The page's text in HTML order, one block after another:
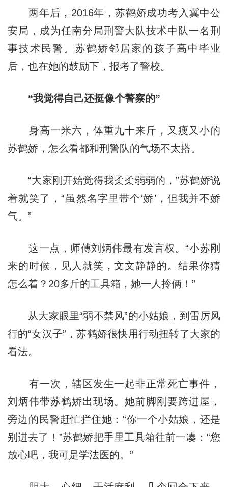
两年后，2016年，苏鹤娇成功考入冀中公
安局，成为任南分局刑警大队技术中队一名刑
事技术民警。苏鹤娇邻居家的孩子高中毕业
后，也在她的鼓励下，报考了警校。
“我觉得自己还挺像个警察的”
身高一米六，体重九十来斤，又瘦又小的
苏鹤娇，怎么看都和刑警队的气场不太搭。
“大家刚开始觉得我柔柔弱弱的，”苏鹤娇说
着就笑了，“虽然名字里带个‘娇’，但我并不娇
气。”
这一点，师傅刘炳伟最有发言权。“小苏刚
来的时候，见人就笑，文文静静的。结果你猜
怎么着？20多斤的工具箱，她一人拎俩！”
从大家眼里“弱不禁风”的小姑娘，到雷厉风
行的“女汉子”，苏鹤娇很快用行动扭转了大家的
看法。
有一次，辖区发生一起非正常死亡事件，
刘炳伟带苏鹤娇出现场。她前脚刚要跨进屋，
旁边的民警赶忙拦住她：“你一个小姑娘，还是
别进去了！”苏鹤娇把手里工具箱往前一凑：“您
放心吧，我可是学法医的。”